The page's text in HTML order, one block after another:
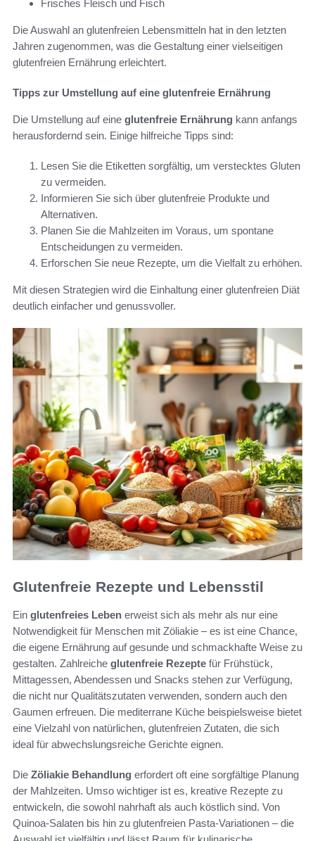
Frisches Fleisch und Fisch
Die Auswahl an glutenfreien Lebensmitteln hat in den letzten
Jahren zugenommen, was die Gestaltung einer vielseitigen
glutenfreien Ernährung erleichtert.
Tipps zur Umstellung auf eine glutenfreie Ernährung
Die Umstellung auf eine glutenfreie Ernährung kann anfangs
herausfordernd sein. Einige hilfreiche Tipps sind:
Lesen Sie die Etiketten sorgfältig, um verstecktes Gluten
zu vermeiden.
Informieren Sie sich über glutenfreie Produkte und
Alternativen.
Planen Sie die Mahlzeiten im Voraus, um spontane
Entscheidungen zu vermeiden.
Erforschen Sie neue Rezepte, um die Vielfalt zu erhöhen.
Mit diesen Strategien wird die Einhaltung einer glutenfreien Diät
deutlich einfacher und genussvoller.
Glutenfreie Rezepte und Lebensstil
Ein glutenfreies Leben erweist sich als mehr als nur eine
Notwendigkeit für Menschen mit Zöliakie – es ist eine Chance,
die eigene Ernährung auf gesunde und schmackhafte Weise zu
gestalten. Zahlreiche glutenfreie Rezepte für Frühstück,
Mittagessen, Abendessen und Snacks stehen zur Verfügung,
die nicht nur Qualitätszutaten verwenden, sondern auch den
Gaumen erfreuen. Die mediterrane Küche beispielsweise bietet
eine Vielzahl von natürlichen, glutenfreien Zutaten, die sich
ideal für abwechslungsreiche Gerichte eignen.
Die Zöliakie Behandlung erfordert oft eine sorgfältige Planung
der Mahlzeiten. Umso wichtiger ist es, kreative Rezepte zu
entwickeln, die sowohl nahrhaft als auch köstlich sind. Von
Quinoa-Salaten bis hin zu glutenfreien Pasta-Variationen – die